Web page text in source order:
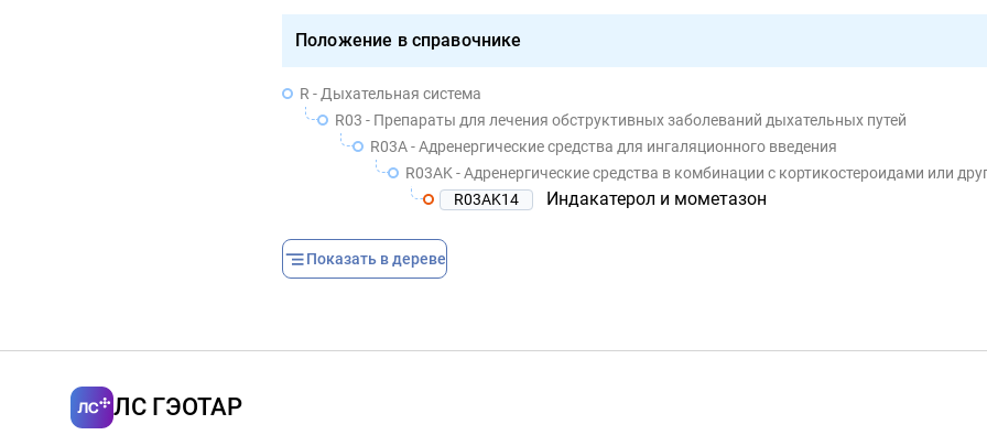
Положение в справочнике
R - Дыхательная система
R03 - Препараты для лечения обструктивных заболеваний дыхательных путей
R03A - Адренергические средства для ингаляционного введения
R03AK - Адренергические средства в комбинации с кортикостероидами или другими препаратами,
R03AK14
Индакатерол и мометазон
Показать в дереве
ЛС ГЭОТАР